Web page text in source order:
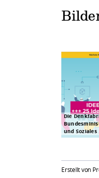
Die
und Soziales
Erstellt von